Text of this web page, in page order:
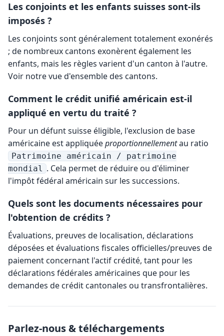
Les conjoints et les enfants suisses sont-ils
imposés ?
Les conjoints sont généralement totalement exonérés
; de nombreux cantons exonèrent également les
enfants, mais les règles varient d'un canton à l'autre.
Voir notrevue d'ensemble des cantons.
Comment le crédit unifié américain est-il
appliqué en vertu du traité ?
Pour un défunt suisse éligible, l'exclusion de base
américaine est appliquéeproportionnellementau ratio
Patrimoine américain / patrimoine
mondial . Cela permet de réduire ou d'éliminer
l'impôt fédéral américain sur les successions.
Quels sont les documents nécessaires pour
l'obtention de crédits ?
Évaluations, preuves de localisation, déclarations
déposées et évaluations fiscales officielles/preuves de
paiement concernant l'actif crédité, tant pour les
déclarations fédérales américaines que pour les
demandes de crédit cantonales ou transfrontalières.
Parlez-nous & téléchargements